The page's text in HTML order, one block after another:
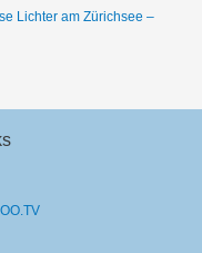
Lichter am Zürichsee –